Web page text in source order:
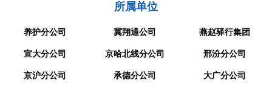
所属单位
养护分公司 冀翔通公司 燕赵驿行集团
宣大分公司 京哈北线分公司 邢汾分公司
京沪分公司 承德分公司 大广分公司